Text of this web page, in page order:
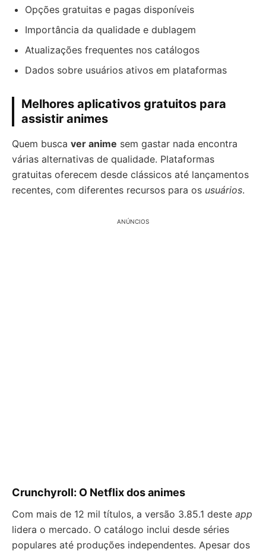
Opções gratuitas e pagas disponíveis
Importância da qualidade e dublagem
Atualizações frequentes nos catálogos
Dados sobre usuários ativos em plataformas
Melhores aplicativos gratuitos para
assistir animes
Quem busca ver anime sem gastar nada encontra
várias alternativas de qualidade. Plataformas
gratuitas oferecem desde clássicos até lançamentos
recentes, com diferentes recursos para os usuários.
ANÚNCIOS
Crunchyroll: O Netflix dos animes
Com mais de 12 mil títulos, a versão 3.85.1 deste app
lidera o mercado. O catálogo inclui desde séries
populares até produções independentes. Apesar dos